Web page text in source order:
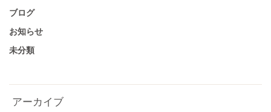
ブログ
お知らせ
未分類
アーカイブ